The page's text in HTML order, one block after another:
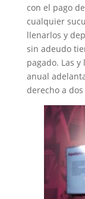
con el pago
cualquier
llenarlos y
sin adeudo
pagado. Las
anual
derecho a